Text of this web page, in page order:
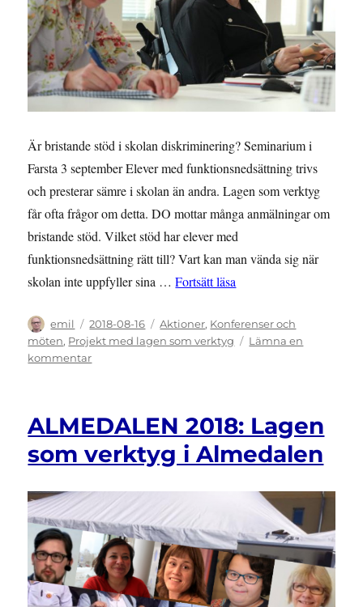
Är bristande stöd i skolan diskriminering? Seminarium i
Farsta 3 september Elever med funktionsnedsättning trivs
och presterar sämre i skolan än andra. Lagen som verktyg
får ofta frågor om detta. DO mottar många anmälningar om
bristande stöd. Vilket stöd har elever med
funktionsnedsättning rätt till? Vart kan man vända sig när
skolan inte uppfyller sina …Fortsätt läsa
Författare
emil
Publicerat
den
2018-08-16 Kategorier
Aktioner, Konferenser och
möten, Projekt med lagen som verktyg
Lämna en
kommentartill
stöd
skolan
19/9
om
webbtillgänglighet
ALMEDALEN 2018: Lagen
som verktyg i Almedalen